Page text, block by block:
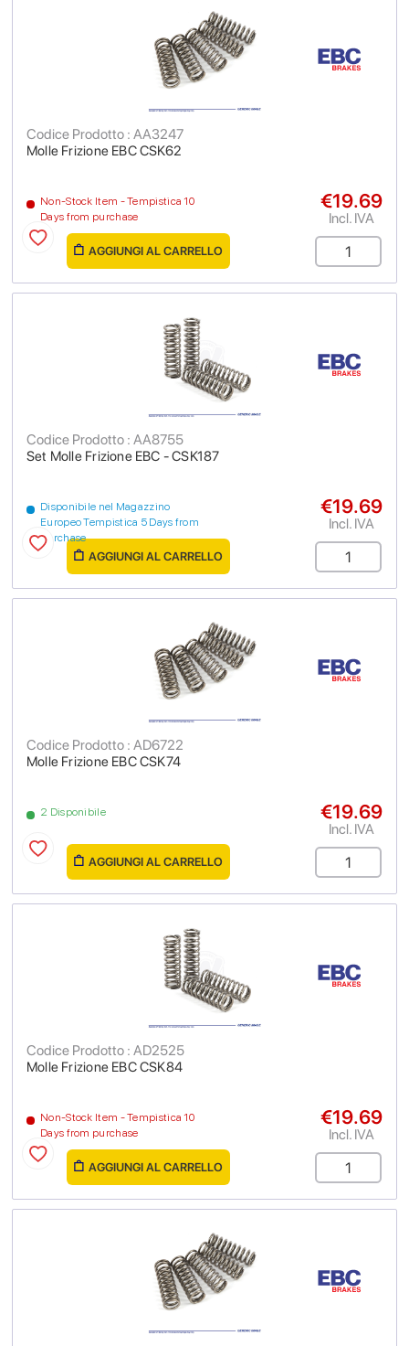
Molle Frizione EBC CSK62
Codice Prodotto : AA3247
Non-Stock Item - Tempistica 10
Days from purchase
€19.69
Incl. IVA
AGGIUNGI AL CARRELLO
Set Molle Frizione EBC - CSK187
Codice Prodotto : AA8755
Disponibile nel Magazzino
Europeo Tempistica 5 Days from
purchase
€19.69
Incl. IVA
AGGIUNGI AL CARRELLO
Molle Frizione EBC CSK74
Codice Prodotto : AD6722
2 Disponibile €19.69
Incl. IVA
AGGIUNGI AL CARRELLO
Molle Frizione EBC CSK84
Codice Prodotto : AD2525
Non-Stock Item - Tempistica 10
Days from purchase
€19.69
Incl. IVA
AGGIUNGI AL CARRELLO